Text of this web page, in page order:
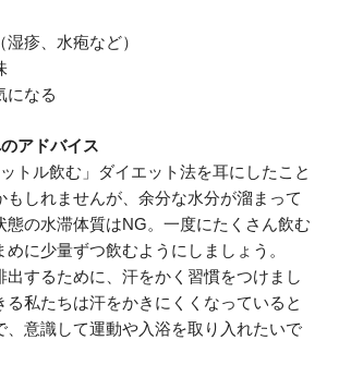
湿疹、水疱など）
になる
アドバイス
トル飲む」ダイエット法を耳にしたこと
もしれませんが、余分な水分が溜まって
態の水滞体質はNG。一度にたくさん飲む
めに少量ずつ飲むようにしましょう。
出するために、汗をかく習慣をつけまし
る私たちは汗をかきにくくなっていると
、意識して運動や入浴を取り入れたいで